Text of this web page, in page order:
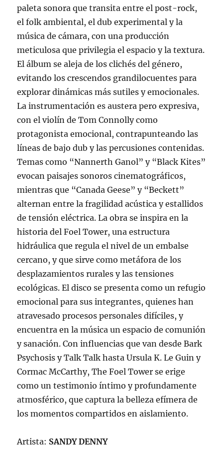
paleta sonora que transita entre el post-rock,
el folk ambiental, el dub experimental y la
música de cámara, con una producción
meticulosa que privilegia el espacio y la textura.
El álbum se aleja de los clichés del género,
evitando los crescendos grandilocuentes para
explorar dinámicas más sutiles y emocionales.
La instrumentación es austera pero expresiva,
con el violín de Tom Connolly como
protagonista emocional, contrapunteando las
líneas de bajo dub y las percusiones contenidas.
Temas como “Nannerth Ganol” y “Black Kites”
evocan paisajes sonoros cinematográficos,
mientras que “Canada Geese” y “Beckett”
alternan entre la fragilidad acústica y estallidos
de tensión eléctrica. La obra se inspira en la
historia del Foel Tower, una estructura
hidráulica que regula el nivel de un embalse
cercano, y que sirve como metáfora de los
desplazamientos rurales y las tensiones
ecológicas. El disco se presenta como un refugio
emocional para sus integrantes, quienes han
atravesado procesos personales difíciles, y
encuentra en la música un espacio de comunión
y sanación. Con influencias que van desde Bark
Psychosis y Talk Talk hasta Ursula K. Le Guin y
Cormac McCarthy, The Foel Tower se erige
como un testimonio íntimo y profundamente
atmosférico, que captura la belleza efímera de
los momentos compartidos en aislamiento.
Artista: SANDY DENNY